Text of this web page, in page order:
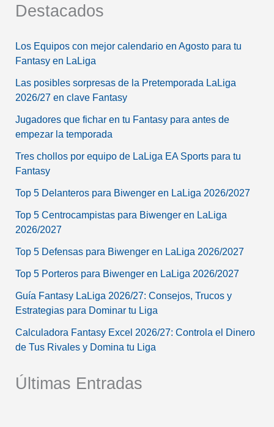
Destacados
Los Equipos con mejor calendario en Agosto para tu
Fantasy en LaLiga
Las posibles sorpresas de la Pretemporada LaLiga
2026/27 en clave Fantasy
Jugadores que fichar en tu Fantasy para antes de
empezar la temporada
Tres chollos por equipo de LaLiga EA Sports para tu
Fantasy
Top 5 Delanteros para Biwenger en LaLiga 2026/2027
Top 5 Centrocampistas para Biwenger en LaLiga
2026/2027
Top 5 Defensas para Biwenger en LaLiga 2026/2027
Top 5 Porteros para Biwenger en LaLiga 2026/2027
Guía Fantasy LaLiga 2026/27: Consejos, Trucos y
Estrategias para Dominar tu Liga
Calculadora Fantasy Excel 2026/27: Controla el Dinero
de Tus Rivales y Domina tu Liga
Últimas Entradas